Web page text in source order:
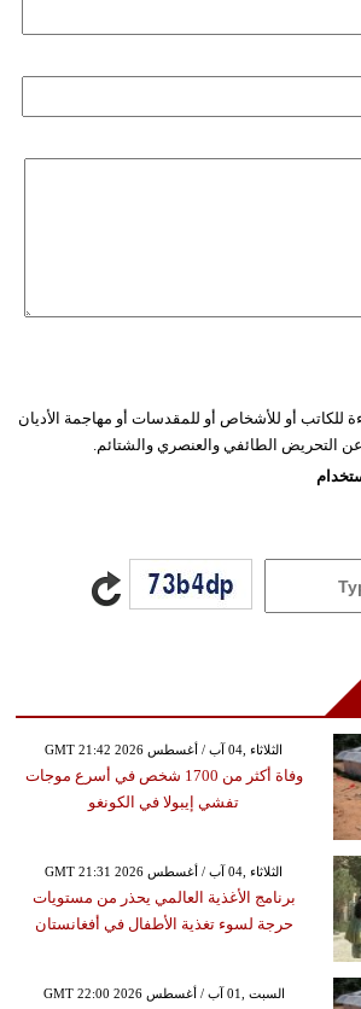
للكاتب أو للأشخاص أو للمقدسات أو مهاجمة الأديان
عن التحريض الطائفي والعنصري والشتائم.
GMT 21:42 2026 الثلاثاء ,04 آب / أغسطس
وفاة أكثر من 1700 شخص في أسرع موجات
تفشي إيبولا في الكونغو
GMT 21:31 2026 الثلاثاء ,04 آب / أغسطس
برنامج الأغذية العالمي يحذر من مستويات
حرجة لسوء تغذية الأطفال في أفغانستان
GMT 22:00 2026 السبت ,01 آب / أغسطس